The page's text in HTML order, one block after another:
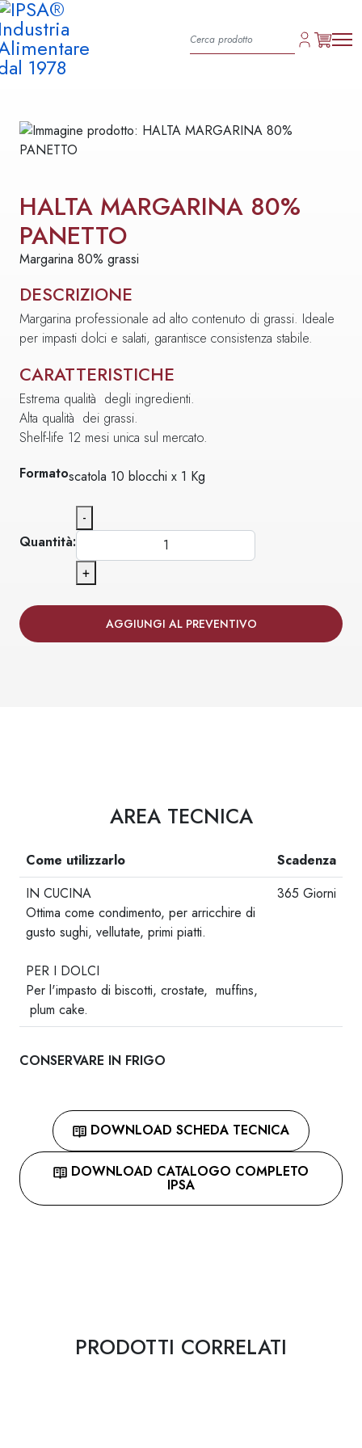
HALTA MARGARINA 80%
PANETTO
Margarina 80% grassi
DESCRIZIONE
Margarina professionale ad alto contenuto di grassi. Ideale
per impasti dolci e salati, garantisce consistenza stabile.
CARATTERISTICHE
Estrema qualità degli ingredienti.
Alta qualità dei grassi.
Shelf-life 12 mesi unica sul mercato.
Formatoscatola 10 blocchi x 1 Kg
Quantità:
-
+
AGGIUNGI AL PREVENTIVO
AREA TECNICA
Come utilizzarlo
Scadenza
IN CUCINA
Ottima come condimento, per arricchire di
gusto sughi, vellutate, primi piatti.
PER I DOLCI
Per l'impasto di biscotti, crostate, muffins,
plum cake.
365 Giorni
CONSERVARE IN FRIGO
DOWNLOAD SCHEDA TECNICA
DOWNLOAD CATALOGO COMPLETO
IPSA
PRODOTTI CORRELATI